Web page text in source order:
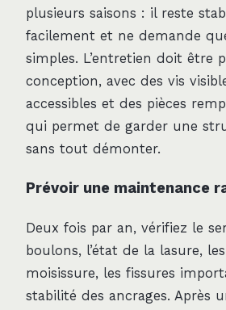
plusieurs saisons : il reste
facilement et ne demande
simples. L’entretien doit être
conception, avec des vis
accessibles et des pièces
qui permet de garder une
sans tout démonter.
Prévoir une maintenance
Deux fois par an, vérifiez le
boulons, l’état de la lasure,
moisissure, les fissures
stabilité des ancrages. Après